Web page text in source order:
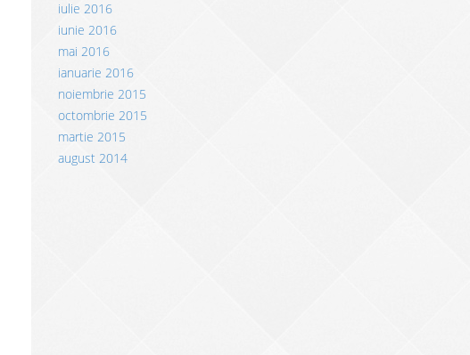
iulie 2016
iunie 2016
mai 2016
ianuarie 2016
noiembrie 2015
octombrie 2015
martie 2015
august 2014